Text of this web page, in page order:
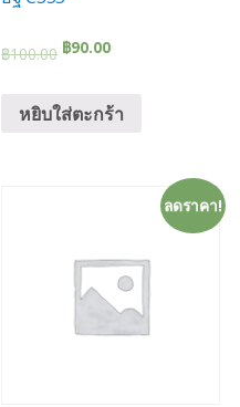
฿100.00 ฿90.00
หยิบใส่ตะกร้า
ลดราคา!